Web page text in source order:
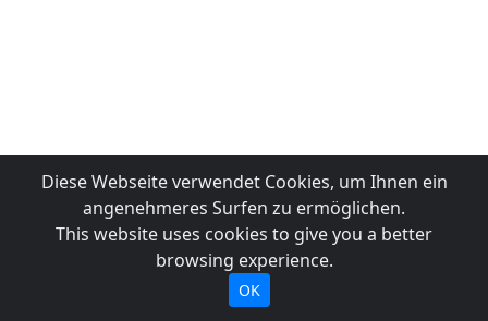
Diese Webseite verwendet Cookies, um Ihnen ein
angenehmeres Surfen zu ermöglichen.
This website uses cookies to give you a better
browsing experience.
OK